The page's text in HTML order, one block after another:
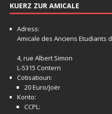
KUERZ ZUR AMICALE
Adress:
Amicale des Anciens Etudiants
4, rue Albert Simon
L-5315 Contern
Cotisatioun:
20 Euro/Joër
Konto:
CCPL: